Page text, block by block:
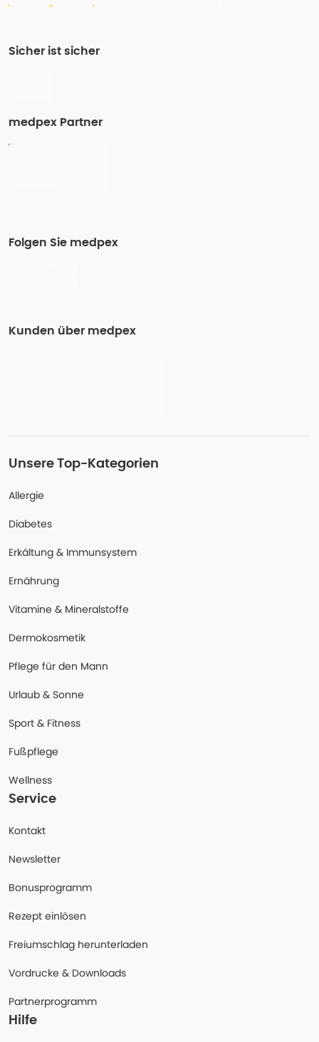
Sicher ist sicher
medpex Partner
Folgen Sie medpex
Kunden über medpex
Unsere Top-Kategorien
Allergie
Diabetes
Erkältung & Immunsystem
Ernährung
Vitamine & Mineralstoffe
Dermokosmetik
Pflege für den Mann
Urlaub & Sonne
Sport & Fitness
Fußpflege
Wellness
Service
Kontakt
Newsletter
Bonusprogramm
Rezept einlösen
Freiumschlag herunterladen
Vordrucke & Downloads
Partnerprogramm
Hilfe